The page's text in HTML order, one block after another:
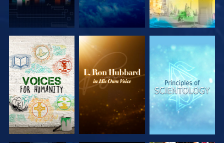
DÉCOUVRIR
LES SÉRIES
DÉCOUVRIR
LES SÉRIES
DÉCOUVRIR
LES SÉRIES